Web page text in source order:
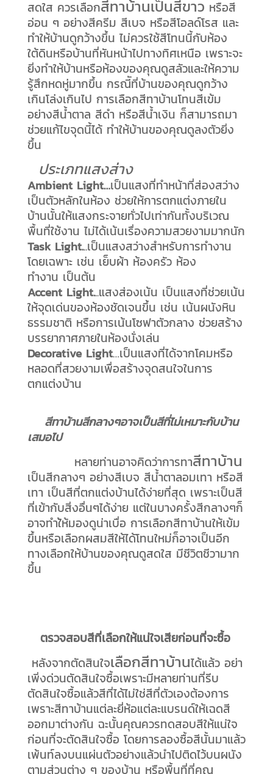
สดใส ควรเลือกสีทาบ้านเป็นสีขาว หรือสี
อ่อน ๆ อย่างสีครีม สีเบจ หรือสีโอลด์โรส และ
ทำให้บ้านดูกว้างขึ้น ไม่ควรใช้สีโทนนี้กับห้อง
ใต้ดินหรือบ้านที่หันหน้าไปทางทิศเหนือ เพราะจะ
ยิ่งทำให้บ้านหรือห้องของคุณดูสลัวและให้ความ
รู้สึกหดหู่มากขึ้น กรณีัที่บ้านของคุณดูกว้าง
เกินโล่งเกินไป การเลือกสีทาบ้านโทนสีเข้ม
อย่างสีน้ำตาล สีดำ หรือสีน้ำเงิน ก็สามารถมา
ช่วยแก้ไขจุดนี้ได้ ทำให้บ้านของคุณดูลงตัวยิ่ง
ขึ้น
ประเภทแสงส่าง
Ambient Light…เป็นแสงที่ทำหน้าที่ส่องสว่าง
เป็นตัวหลักในห้อง ช่วยให้การตกแต่งภายใน
บ้านนั้นให้แสงกระจายทั่วไปเท่ากันทั้งบริเวณ
พื้นที่ใช้งาน ไม่ได้เน้นเรื่องความสวยงามมากนัก
Task Light...เป็นแสงสว่างสำหรับการทำงาน
โดยเฉพาะ เช่น เย็บผ้า ห้องครัว ห้อง
ทำงาน เป็นต้น
Accent Light...แสงส่องเน้น เป็นแสงที่ช่วยเน้น
ให้จุดเด่นของห้องชัดเจนขึ้น เช่น เน้นผนังหิน
ธรรมชาติ หรือการเน้นโซฟาตัวกลาง ช่วยสร้าง
บรรยากาศภายในห้องนั่งเล่น
Decorative Light…เป็นแสงที่ได้จากโคมหรือ
หลอดที่สวยงามเพื่อสร้างจุดสนใจในการ
ตกแต่งบ้าน
สีทาบ้านสีกลางๆอาจเป็นสีที่ไม่เหมาะกับบ้าน
เสมอไป
หลายท่านอาจคิดว่าการทาสีทาบ้าน
เป็นสีกลางๆ อย่างสีเบจ สีน้ำตาลอมเทา หรือสี
เทา เป็นสีที่ตกแต่งบ้านได้ง่ายที่สุด เพราะเป็นสี
ที่เข้ากับสิ่งอื่นๆได้ง่าย แต่ในบางครั้งสีกลางๆก็
อาจทำใ้ห้มองดูน่าเบื่อ การเลือกสีทาบ้านให้เข้ม
ขึ้นหรือเลือกผสมสีให้ได้โทนใหม่ก็อาจเป็นอีก
ทางเลือกให้บ้านของคุณดูสดใส มีชีวิตชีวามาก
ขึ้น
ตรวจสอบสีที่เลือกให้แน่ใจเสียก่อนที่จะซื้อ
หลังจากตัดสินใจเลือกสีทาบ้านได้แล้ว อย่า
เพิ่งด่วนตัดสินใจซื้อเพราะมีหลายท่านที่รีบ
ตัดสินใจซื้อแล้วสีที่ได้ไม่ใช่สีที่ตัวเองต้องการ
เพราะสีทาบ้านแต่ละยี่ห้อแต่ละแบรนด์ให้เฉดสี
ออกมาต่างกัน ฉะนั้นคุณควรทดสอบสีให้แน่ใจ
ก่อนที่จะตัดสินใจซื้อ โดยการลองซื้อสีนั้นมาแล้ว
เพ้นท์ลงบนแผ่นตัวอย่างแล้วนำไปติดไว้บนผนัง
ตามส่วนต่าง ๆ ของบ้าน หรือพื้นที่ที่คุณ